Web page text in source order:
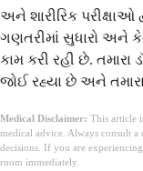
અને શારીરિક પરીક્ષાઓ
ગણતરીમાં સુધારો અને
કામ કરી રહી છે.
જોઈ રહ્યા છે અને
Medical Disclaimer: This article
medical advice. Always consult
decisions. If you are
room immediately.